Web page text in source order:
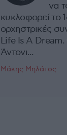
να
κυκλοφορεί το
ορχηστρικές
Life Is A Dream.
Άντονι...
Μάκης Μηλάτος